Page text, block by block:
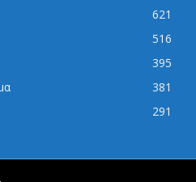
621
516
395
381
291